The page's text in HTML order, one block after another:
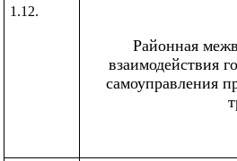
1.12.
Районная
взаимодействия
самоуправления